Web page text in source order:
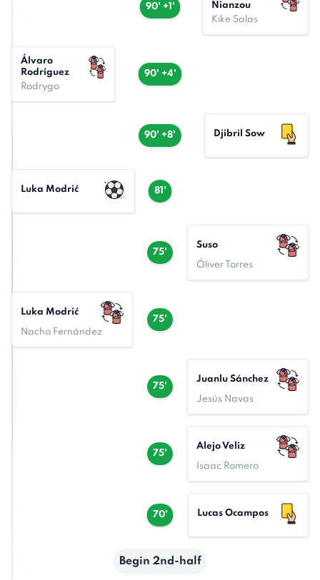
90' +1'
Nianzou
Kike Salas
90' +4'
Álvaro
Rodríguez
Rodrygo
90' +8' Djibril Sow
81'
Luka Modrić
75'
Suso
Óliver Torres
75'
Luka Modrić
Nacho Fernández
75'
Juanlu Sánchez
Jesús Navas
75'
Alejo Veliz
Isaac Romero
70' Lucas Ocampos
Begin 2nd-half